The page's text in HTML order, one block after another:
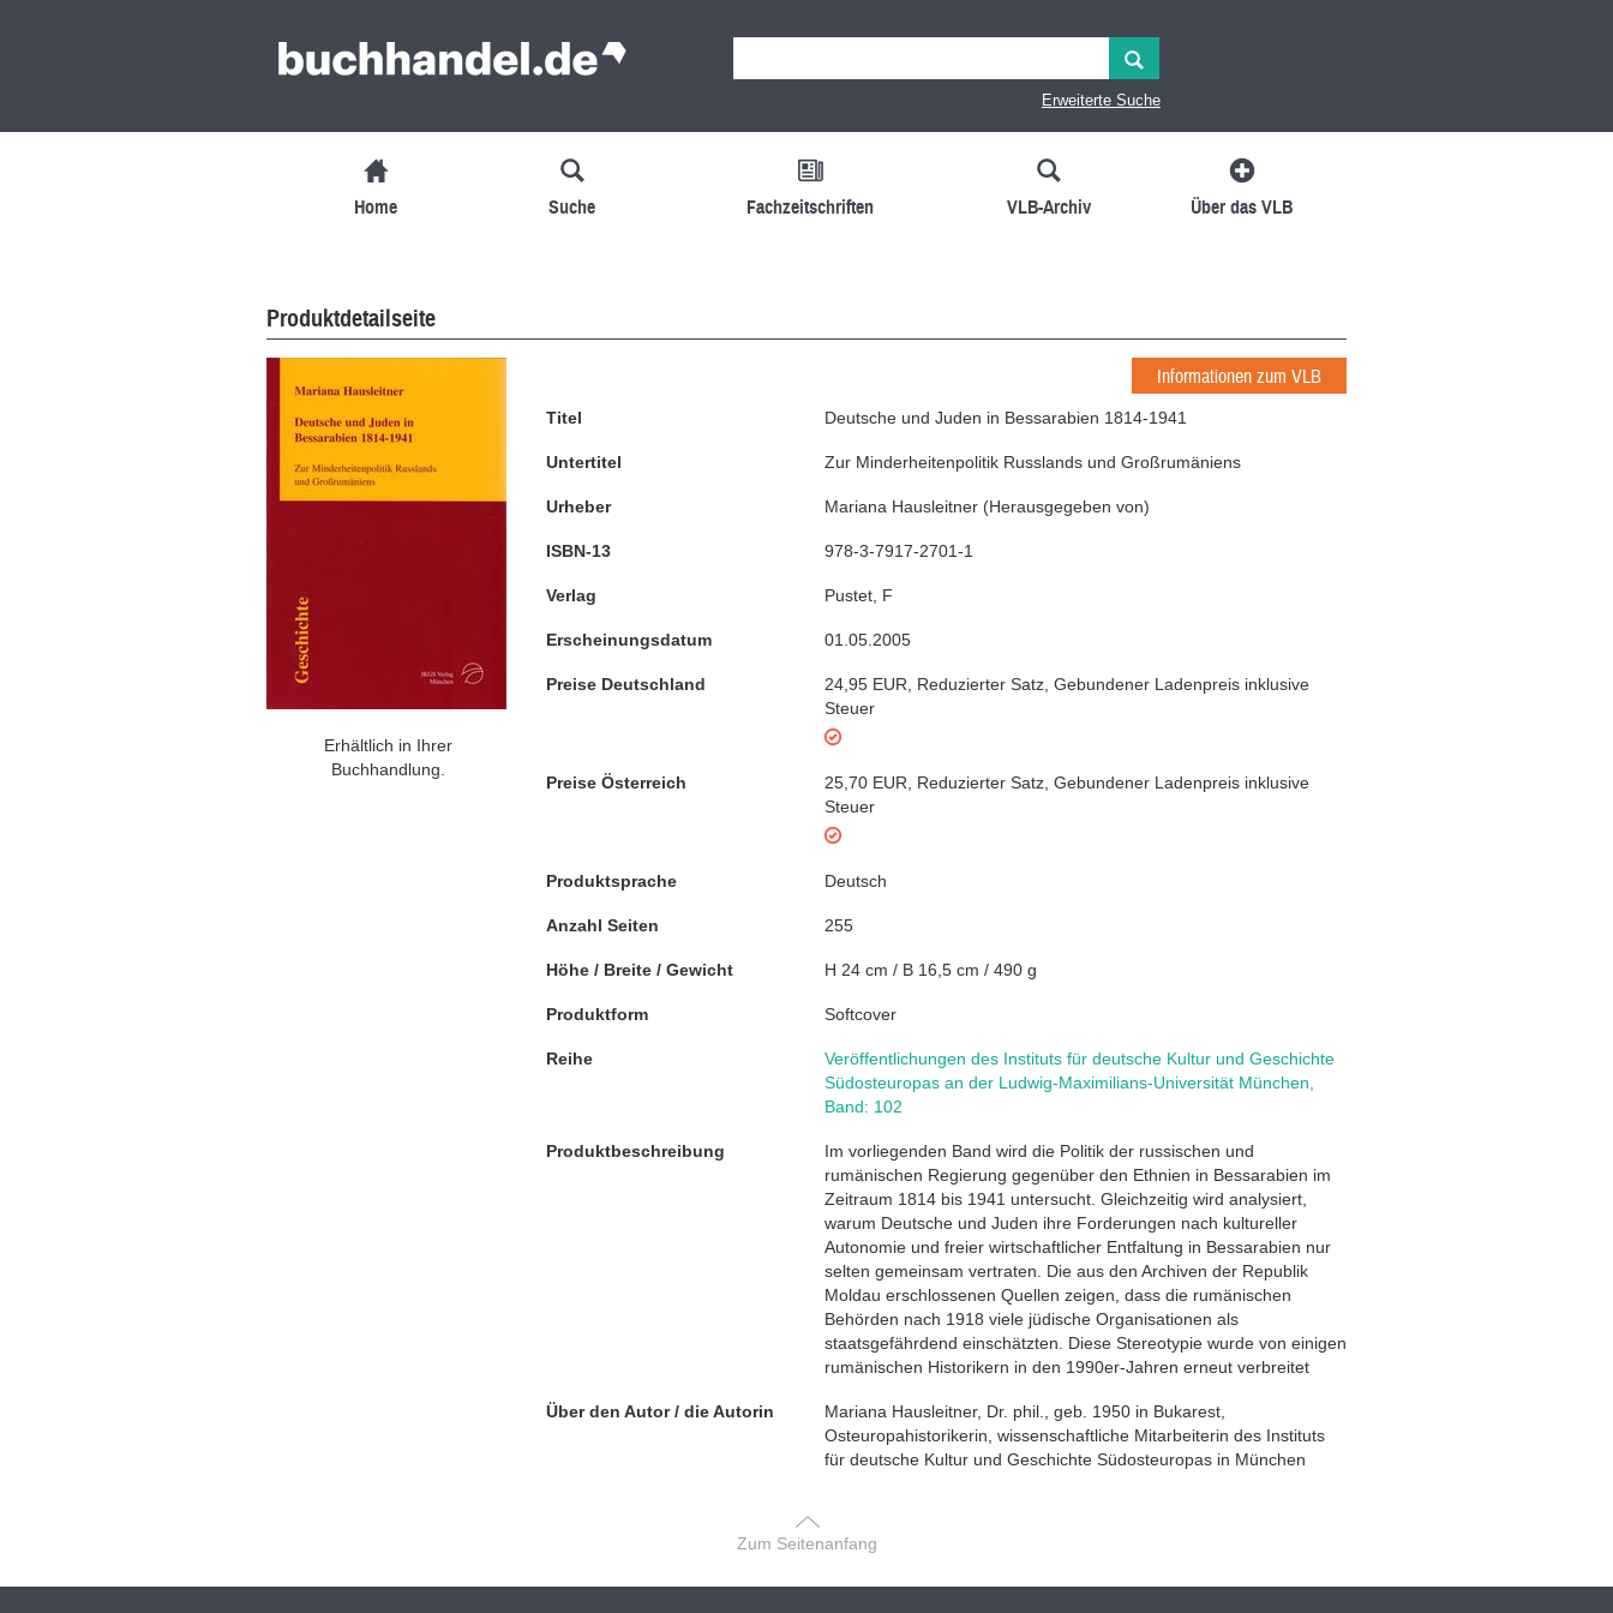
Erweiterte Suche
Home Suche Fachzeitschriften VLB-Archiv Über das VLB
Produktdetailseite
Erhältlich in Ihrer
Buchhandlung.
Informationen zum VLB
Titel Deutsche und Juden in Bessarabien 1814-1941
Untertitel Zur Minderheitenpolitik Russlands und Großrumäniens
Urheber Mariana Hausleitner (Herausgegeben von)
ISBN-13 978-3-7917-2701-1
Verlag Pustet, F
Erscheinungsdatum 01.05.2005
Preise Deutschland 24,95 EUR Reduzierter Satz Gebundener Ladenpreis inklusive
Steuer
Preise Österreich 25,70 EUR Reduzierter Satz Gebundener Ladenpreis inklusive
Steuer
Produktsprache Deutsch
Anzahl Seiten 255
Höhe / Breite / Gewicht H 24 cm / B 16,5 cm / 490 g
Produktform Softcover
Reihe
Veröffentlichungen des Instituts für deutsche Kultur und Geschichte
Südosteuropas an der Ludwig-Maximilians-Universität München
Band: 102
Produktbeschreibung
Im vorliegenden Band wird die Politik der russischen und
rumänischen Regierung gegenüber den Ethnien in Bessarabien im
Zeitraum 1814 bis 1941 untersucht. Gleichzeitig wird analysiert,
warum Deutsche und Juden ihre Forderungen nach kultureller
Autonomie und freier wirtschaftlicher Entfaltung in Bessarabien nur
selten gemeinsam vertraten. Die aus den Archiven der Republik
Moldau erschlossenen Quellen zeigen, dass die rumänischen
Behörden nach 1918 viele jüdische Organisationen als
staatsgefährdend einschätzten. Diese Stereotypie wurde von einigen
rumänischen Historikern in den 1990er-Jahren erneut verbreitet
Über den Autor / die Autorin
Mariana Hausleitner, Dr. phil., geb. 1950 in Bukarest,
Osteuropahistorikerin, wissenschaftliche Mitarbeiterin des Instituts
für deutsche Kultur und Geschichte Südosteuropas in München
Zum Seitenanfang